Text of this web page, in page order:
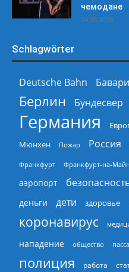
чемодане
04.08.2026
Schlagwörter
Deutsche Bahn
Берлин
Бундесвер
Германия
Мюнхен Пожар Россия
Франкфурт Франкфурт-на-
аэропорт
деньги дети здоровье
коронавирус
нападение
общество
полиция работа